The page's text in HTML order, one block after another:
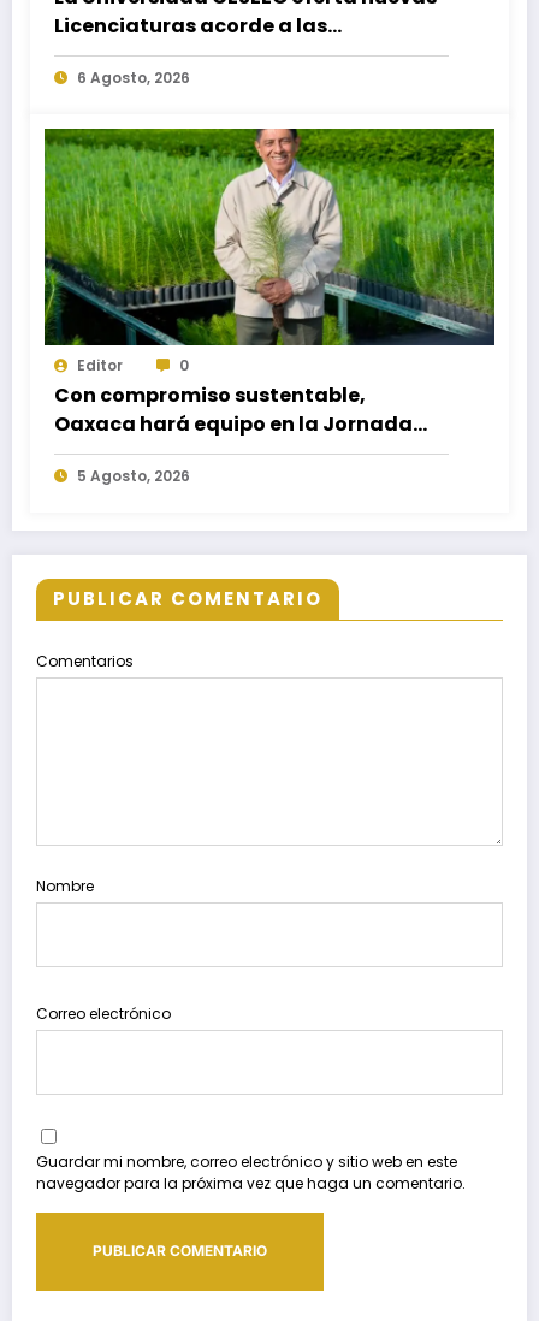
Licenciaturas acorde a las
necesidades educativas de los
egresados de escuelas del nivel medio
6 Agosto, 2026
Editor 0
Con compromiso sustentable,
Oaxaca hará equipo en la Jornada
Nacional de Reforestación 2026
5 Agosto, 2026
PUBLICAR COMENTARIO
Comentarios
Nombre
Correo electrónico
Guardar mi nombre, correo electrónico y sitio web en este
navegador para la próxima vez que haga un comentario.